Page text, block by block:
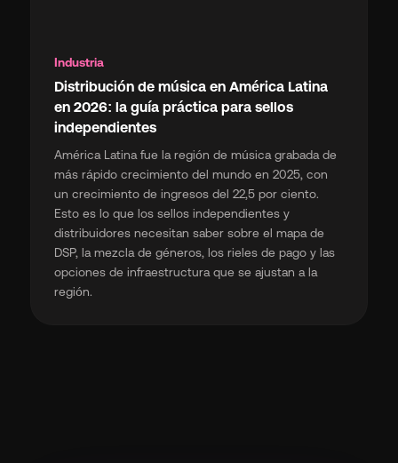
Industria
Distribución de música en América Latina
en 2026: la guía práctica para sellos
independientes
América Latina fue la región de música grabada de
más rápido crecimiento del mundo en 2025, con
un crecimiento de ingresos del 22,5 por ciento.
Esto es lo que los sellos independientes y
distribuidores necesitan saber sobre el mapa de
DSP, la mezcla de géneros, los rieles de pago y las
opciones de infraestructura que se ajustan a la
región.